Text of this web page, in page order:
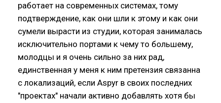
работает на современных системах, тому
подтверждение, как они шли к этому и как они
сумели вырасти из студии, которая занималась
исключительно портами к чему то большему,
молодцы и я очень сильно за них рад,
единственная у меня к ним претензия связанна
с локализаций, если Aspyr в своих последних
"проектах" начали активно добавлять хотя бы